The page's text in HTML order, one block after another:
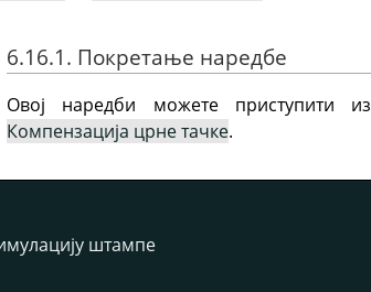
6.16.1. Покретање наредбе
Овој наредби можете приступити
Компензација црне тачке.
штампе